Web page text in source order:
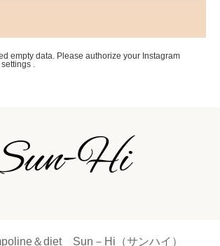
empty data. Please authorize your Instagram
＆diet Sun－Hi（サンハイ）